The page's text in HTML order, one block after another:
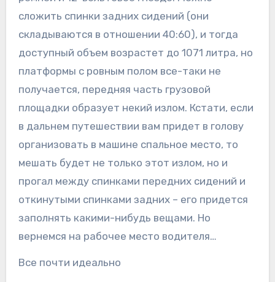
сложить спинки задних сидений (они
складываются в отношении 40:60), и тогда
доступный объем возрастет до 1071 литра, но
платформы с ровным полом все-таки не
получается, передняя часть грузовой
площадки образует некий излом. Кстати, если
в дальнем путешествии вам придет в голову
организовать в машине спальное место, то
мешать будет не только этот излом, но и
прогал между спинками передних сидений и
откинутыми спинками задних – его придется
заполнять какими-нибудь вещами. Но
вернемся на рабочее место водителя…
Все почти идеально